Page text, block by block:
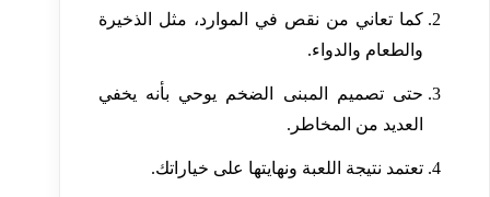
كما تعاني من نقص في الموارد، مثل الذخيرة
والطعام والدواء.
حتى تصميم المبنى الضخم يوحي بأنه يخفي
العديد من المخاطر.
تعتمد نتيجة اللعبة ونهايتها على خياراتك.